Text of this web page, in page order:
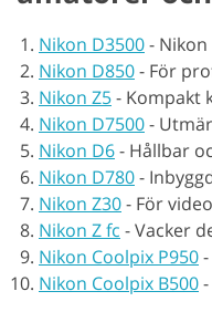
Nikon D3500-
Nikon D850- För
Nikon Z5- Kompakt
Nikon D7500-
Nikon D6- Hållbar
Nikon D780-
Nikon Z30- För
Nikon Z fc -Vacker
Nikon Coolpix P950-
Nikon Coolpix B500-